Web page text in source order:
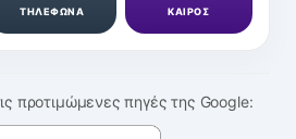
ΤΗΛΕΦΩΝΑ ΚΑΙΡΟΣ
προτιμώμενες πηγές της Google: